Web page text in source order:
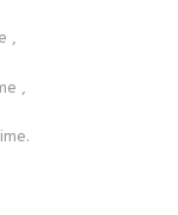
,
,